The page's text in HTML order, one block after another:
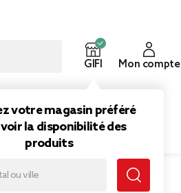
GIFI
votre magasin préféré
la disponibilité des
produits
Mon compte